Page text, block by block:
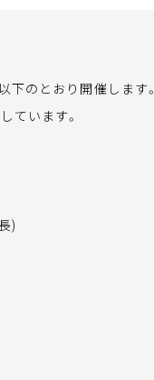
下のとおり開催します。
ています。
)